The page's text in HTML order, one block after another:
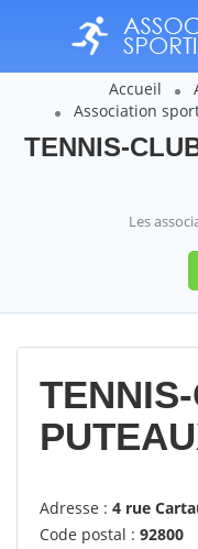
Accueil
Association
TENNIS-
Les
Adresse : 4 rue
Code postal : 92800